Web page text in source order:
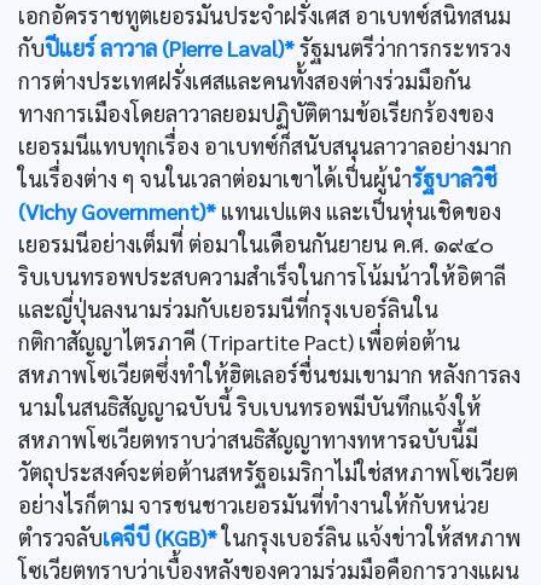
เอกอัครราชทูตเยอรมันประจำฝรั่งเศส อาเบทซ์สนิทสนม
กับปีแยร์ ลาวาล (Pierre Laval)*รัฐมนตรีว่าการกระทรวง
การต่างประเทศฝรั่งเศสและคนทั้งสองต่างร่วมมือกัน
ทางการเมืองโดยลาวาลยอมปฏิบัติตามข้อเรียกร้องของ
เยอรมนีแทบทุกเรื่อง อาเบทซ์ก็สนับสนุนลาวาลอย่างมาก
ในเรื่องต่าง ๆ จนในเวลาต่อมาเขาได้เป็นผู้นำรัฐบาลวิชี
(Vichy Government)* แทนเปแตง และเป็นหุ่นเชิดของ
เยอรมนีอย่างเต็มที่ ต่อมาในเดือนกันยายน ค.ศ. ๑๙๔๐
ริบเบนทรอพประสบความสำเร็จในการโน้มน้าวให้อิตาลี
และญี่ปุ่นลงนามร่วมกับเยอรมนีที่กรุงเบอร์ลินใน
กติกาสัญญาไตรภาคี (Tripartite Pact) เพื่อต่อต้าน
สหภาพโซเวียตซึ่งทำให้ฮิตเลอร์ชื่นชมเขามาก หลังการลง
นามในสนธิสัญญาฉบับนี้ ริบเบนทรอพมีบันทึกแจ้งให้
สหภาพโซเวียตทราบว่าสนธิสัญญาทางทหารฉบับนี้มี
วัตถุประสงค์จะต่อต้านสหรัฐอเมริกาไม่ใช่สหภาพโซเวียต
อย่างไรก็ตาม จารชนชาวเยอรมันที่ทำงานให้กับหน่วย
ตำรวจลับเคจีบี (KGB)*ในกรุงเบอร์ลิน แจ้งข่าวให้สหภาพ
โซเวียตทราบว่าเบื้องหลังของความร่วมมือคือการวางแผน